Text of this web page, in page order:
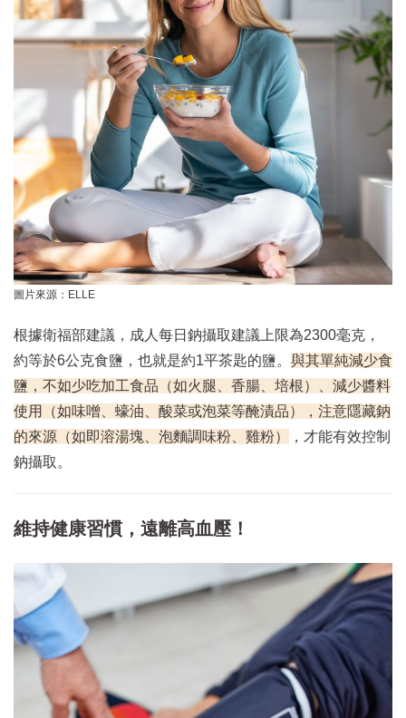
圖片來源：ELLE
根據衛福部建議，成人每日鈉攝取建議上限為2300毫克，
約等於6公克食鹽，也就是約1平茶匙的鹽。 與其單純減少食
鹽，不如少吃加工食品（如火腿、香腸、培根）、減少醬料
使用（如味噌、蠔油、酸菜或泡菜等醃漬品），注意隱藏鈉
的來源（如即溶湯塊、泡麵調味粉、雞粉）
，才能有效控制
鈉攝取。
維持健康習慣，遠離高血壓！